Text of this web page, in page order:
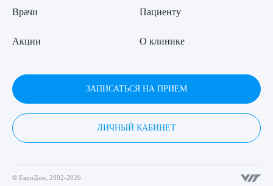
Врачи
Акции
Пациенту
О клинике
ЗАПИСАТЬСЯ НА ПРИЕМ
ЛИЧНЫЙ КАБИНЕТ
© ЕвроДон, 2002-2026